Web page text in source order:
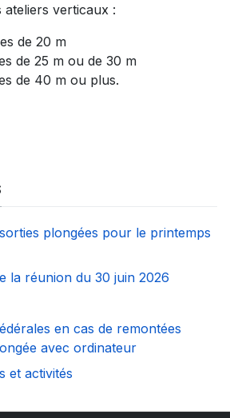
verticaux :
de 20 m
de 25 m ou de 30 m
de 40 m ou plus.
plongées pour le printemps
la réunion du 30 juin 2026
en cas de remontées
avec ordinateur
et activités